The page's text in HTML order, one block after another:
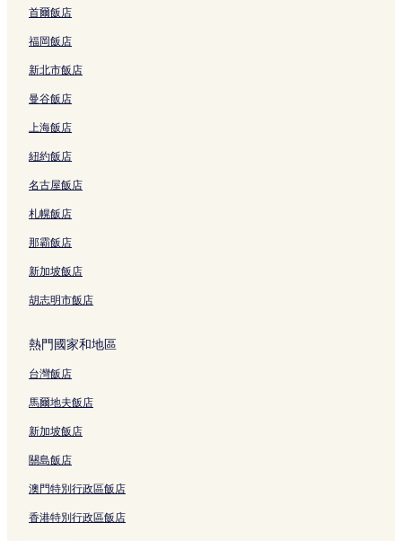
黎巴嫩的設有游泳池的飯店
茱莉葉山的設有健身中心的飯店
茱莉葉山的性別友善飯店
茱莉葉山的提供免費早餐的飯店
茱莉葉山的寵物友善飯店
奧利維特山墓園附近的飯店
中田納西州立大學附近的飯店
富蘭克林農夫市集附近的飯店
歷史富蘭克林市中心飯店
中城飯店
拉特利奇山飯店
布蘭伍德飯店
納許維爾國際機場附近的飯店
阿萊茵頓飯店
田納西飯店
首爾飯店
福岡飯店
新北市飯店
曼谷飯店
上海飯店
紐約飯店
名古屋飯店
札幌飯店
那霸飯店
新加坡飯店
胡志明市飯店
熱門國家和地區
台灣飯店
馬爾地夫飯店
新加坡飯店
關島飯店
澳門特別行政區飯店
香港特別行政區飯店